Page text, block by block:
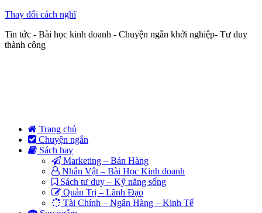
Thay đổi cách nghĩ
Tin tức - Bài học kinh doanh - Chuyện ngắn khởi nghiệp- Tư duy
thành công
Trang chủ
Chuyện ngắn
Sách hay
Marketing – Bán Hàng
Nhân Vật – Bài Học Kinh doanh
Sách tư duy – Kỹ năng sống
Quản Trị – Lãnh Đạo
Tài Chính – Ngân Hàng – Kinh Tế